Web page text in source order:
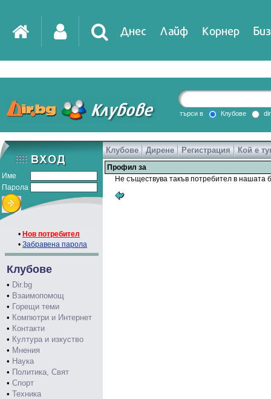
Днес Лайф Корнер
DirTV Impressio
Games
търси в Клубове
Име
Парола
• Нов потребител
• Забравена парола
Клубове
• Dir.bg
• Взаимопомощ
• Горещи теми
• Компютри и Интернет
• Контакти
• Култура и изкуство
• Мнения
• Наука
• Политика, Свят
• Спорт
• Техника
Клубове Дирене Регистрация Кой е
Профил за
Не съществува такъв потребител в нашата